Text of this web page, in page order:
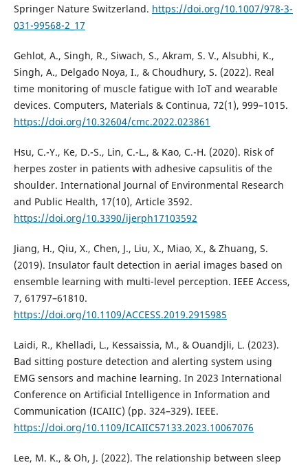
Springer Nature Switzerland. https://doi.org/10.1007/978-3-
031-99568-2_17
Gehlot, A., Singh, R., Siwach, S., Akram, S. V., Alsubhi, K.,
Singh, A., Delgado Noya, I., & Choudhury, S. (2022). Real
time monitoring of muscle fatigue with IoT and wearable
devices. Computers, Materials & Continua, 72(1), 999–1015.
https://doi.org/10.32604/cmc.2022.023861
Hsu, C.-Y., Ke, D.-S., Lin, C.-L., & Kao, C.-H. (2020). Risk of
herpes zoster in patients with adhesive capsulitis of the
shoulder. International Journal of Environmental Research
and Public Health, 17(10), Article 3592.
https://doi.org/10.3390/ijerph17103592
Jiang, H., Qiu, X., Chen, J., Liu, X., Miao, X., & Zhuang, S.
(2019). Insulator fault detection in aerial images based on
ensemble learning with multi-level perception. IEEE Access,
7, 61797–61810.
https://doi.org/10.1109/ACCESS.2019.2915985
Laidi, R., Khelladi, L., Kessaissia, M., & Ouandjli, L. (2023).
Bad sitting posture detection and alerting system using
EMG sensors and machine learning. In 2023 International
Conference on Artificial Intelligence in Information and
Communication (ICAIIC) (pp. 324–329). IEEE.
https://doi.org/10.1109/ICAIIC57133.2023.10067076
Lee, M. K., & Oh, J. (2022). The relationship between sleep